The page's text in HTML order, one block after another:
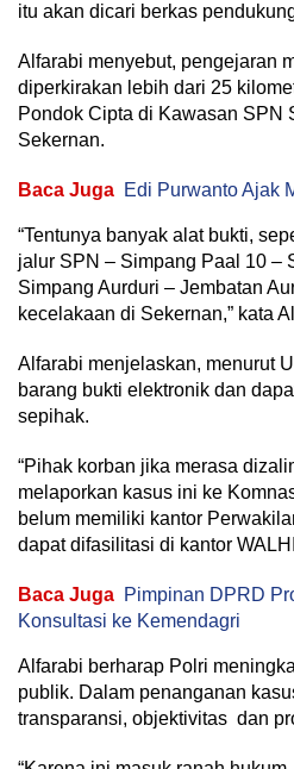
itu akan dicari berkas
Alfarabi menyebut, pengejaran
diperkirakan lebih dari 25
Pondok Cipta di Kawasan SPN
Sekernan.
Baca Juga Edi Purwanto Ajak
“Tentunya banyak alat bukti,
jalur SPN – Simpang Paal 10 –
Simpang Aurduri – Jembatan
kecelakaan di Sekernan,” kata
Alfarabi menjelaskan, menurut
barang bukti elektronik dan
sepihak.
“Pihak korban jika merasa
melaporkan kasus ini ke
belum memiliki kantor
dapat difasilitasi di kantor
Baca Juga Pimpinan DPRD
Konsultasi ke Kemendagri
Alfarabi berharap Polri
publik. Dalam penanganan
transparansi, objektivitas dan